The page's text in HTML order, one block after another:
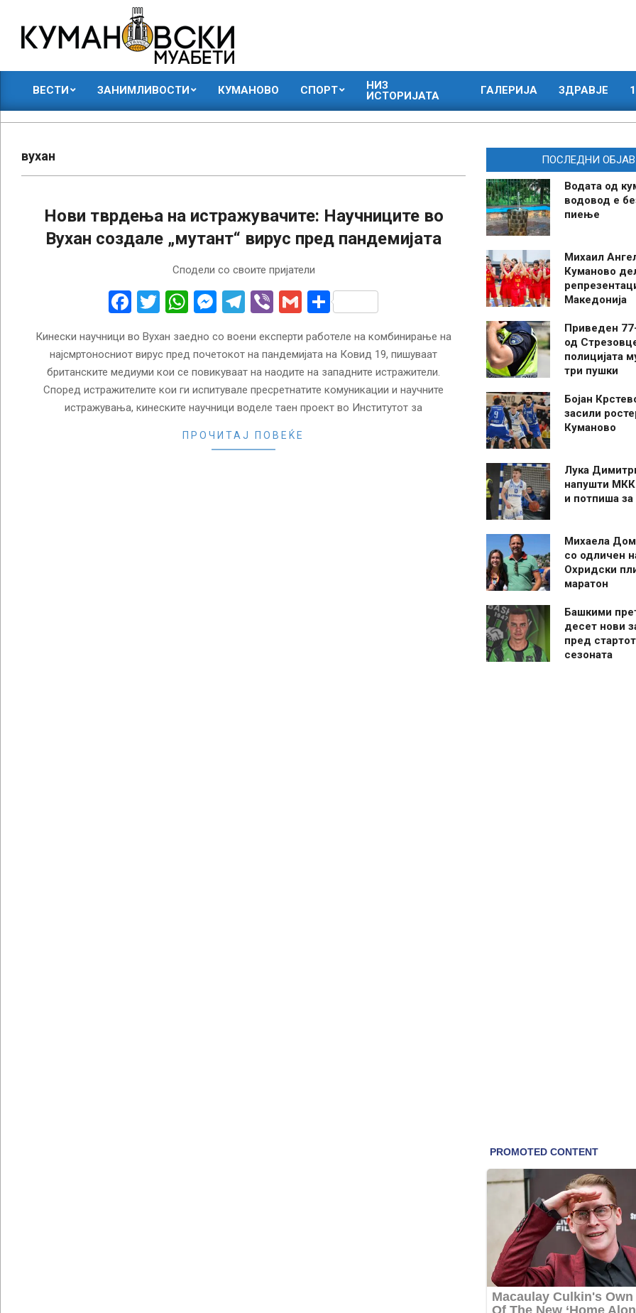
content
КУМАНОВСКИ
МУАБЕТИ
ВЕСТИ ЗАНИМЛИВОСТИ КУМАНОВО СПОРТ
НИЗ
ИСТОРИЈАТА
ГАЛЕРИЈА ЗДРАВЈЕ
вухан
Нови тврдења на истражувачите: Научниците во
Вухан создале „мутант“ вирус пред пандемијата
Сподели со своите пријатели
Facebook
Twitter
WhatsApp
Messenger
Telegram
ViberGmailShare
Кинески научници во Вухан заедно со воени експерти работеле на комбинирање на
најсмртоносниот вирус пред почетокот на пандемијата на Ковид 19, пишуваат
британските медиуми кои се повикуваат на наодите на западните истражители.
Според истражителите кои ги испитувале пресретнатите комуникации и научните
истражувања, кинеските научници воделе таен проект во Институтот за
ПРОЧИТАЈ ПОВЕЌЕ
ПОСЛЕДНИ
Водата од
водовод е
пиење
Михаил
Куманово
Македонија
Приведен
од
полицијата
три пушки
Бојан
засили
Куманово
Лука
напушти
и потпиша
Михаела
со одличен
Охридски
маратон
Башкими
десет нови
пред
сезоната